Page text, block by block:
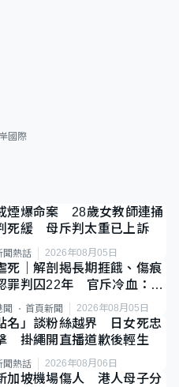
國際
煙爆命案 28歲女教師連捅
死緩 母斥判太重已上訴
聞熱話 2026年08月05日
死｜解剖揭長期捱餓、傷痕
罪判囚22年 官斥冷血：同
聞 首頁新聞 2026年08月05日
名」談粉絲越界 日女死忠
掛繩開直播道歉後輕生
聞熱話 2026年08月06日
加坡機場傷人 港人母子分